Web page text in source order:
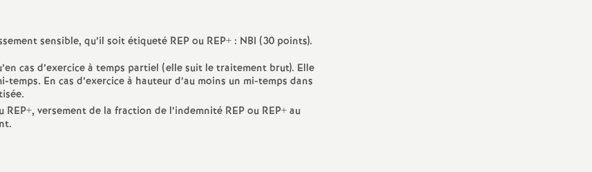
e
c
o
sensible, qu’il soit étiqueté REP ou REP+ : NBI (30 points).
cas d’exercice à temps partiel (elle suit le traitement brut). Elle
En cas d’exercice à hauteur d’au moins un mi-temps dans
versement de la fraction de l’indemnité REP ou REP+ au